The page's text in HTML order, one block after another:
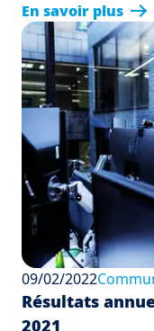
En savoir plus
09/02/2022
Résultats
2021